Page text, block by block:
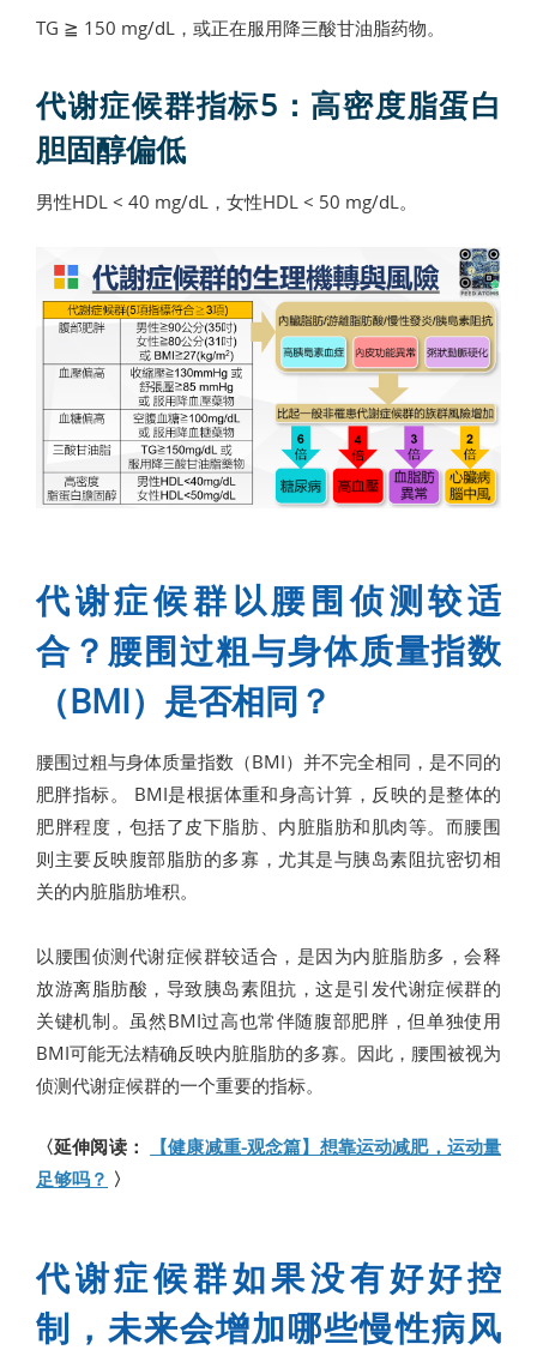
TG ≧ 150 mg/dL，或正在服用降三酸甘油脂药物。
代谢症候群指标5：高密度脂蛋白
胆固醇偏低
男性HDL < 40 mg/dL，女性HDL < 50 mg/dL。
代谢症候群以腰围侦测较适
合？腰围过粗与身体质量指数
（BMI）是否相同？
腰围过粗与身体质量指数（BMI）并不完全相同，是不同的
肥胖指标。 BMI是根据体重和身高计算，反映的是整体的
肥胖程度，包括了皮下脂肪、内脏脂肪和肌肉等。而腰围
则主要反映腹部脂肪的多寡，尤其是与胰岛素阻抗密切相
关的内脏脂肪堆积。
以腰围侦测代谢症候群较适合，是因为内脏脂肪多，会释
放游离脂肪酸，导致胰岛素阻抗，这是引发代谢症候群的
关键机制。虽然BMI过高也常伴随腹部肥胖，但单独使用
BMI可能无法精确反映内脏脂肪的多寡。因此，腰围被视为
侦测代谢症候群的一个重要的指标。
〈延伸阅读：
【健康减重-观念篇】想靠运动减肥，运动量
足够吗？ 〉
代谢症候群如果没有好好控
制，未来会增加哪些慢性病风